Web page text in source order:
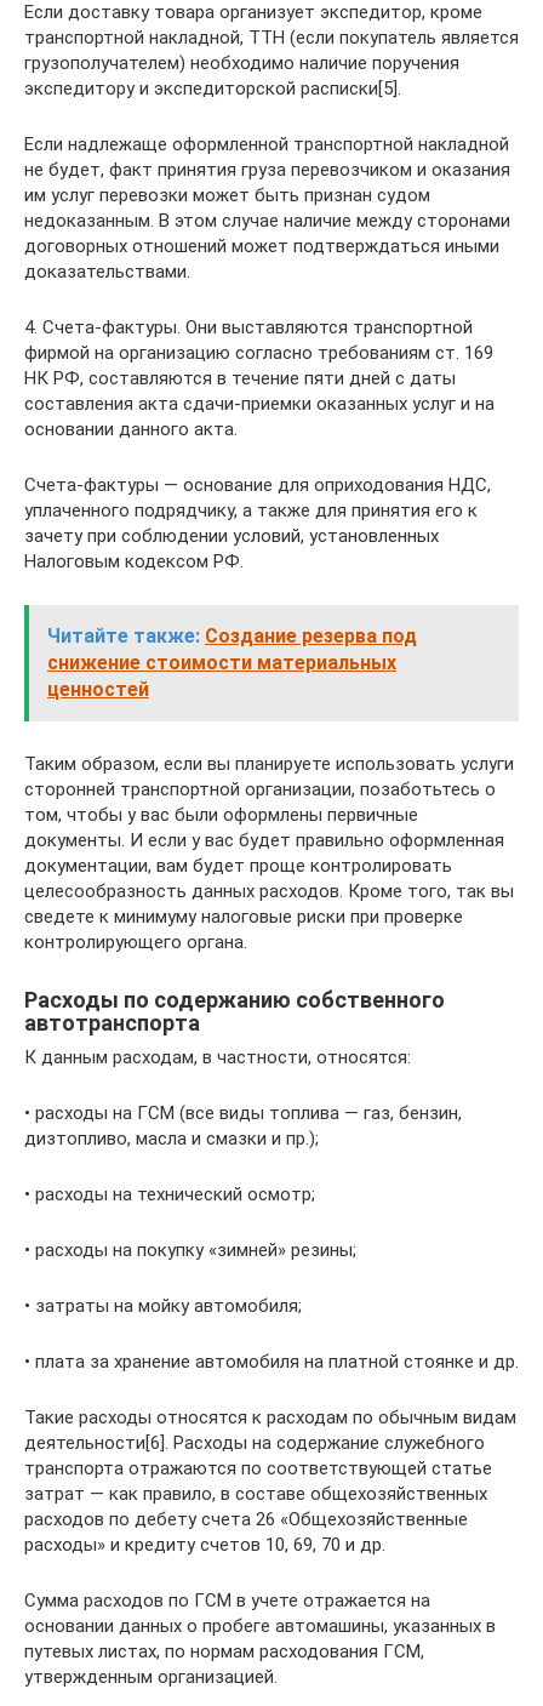
Если доставку товара организует экспедитор, кроме
транспортной накладной, ТТН (если покупатель является
грузополучателем) необходимо наличие поручения
экспедитору и экспедиторской расписки[5].
Если надлежаще оформленной транспортной накладной
не будет, факт принятия груза перевозчиком и оказания
им услуг перевозки может быть признан судом
недоказанным. В этом случае наличие между сторонами
договорных отношений может подтверждаться иными
доказательствами.
4. Счета-фактуры. Они выставляются транспортной
фирмой на организацию согласно требованиям ст. 169
НК РФ, составляются в течение пяти дней с даты
составления акта сдачи-приемки оказанных услуг и на
основании данного акта.
Счета-фактуры — основание для оприходования НДС,
уплаченного подрядчику, а также для принятия его к
зачету при соблюдении условий, установленных
Налоговым кодексом РФ.
Читайте также: Создание резерва под
снижение стоимости материальных
ценностей
Таким образом, если вы планируете использовать услуги
сторонней транспортной организации, позаботьтесь о
том, чтобы у вас были оформлены первичные
документы. И если у вас будет правильно оформленная
документации, вам будет проще контролировать
целесообразность данных расходов. Кроме того, так вы
сведете к минимуму налоговые риски при проверке
контролирующего органа.
Расходы по содержанию собственного
автотранспорта
К данным расходам, в частности, относятся:
• расходы на ГСМ (все виды топлива — газ, бензин,
дизтопливо, масла и смазки и пр.);
• расходы на технический осмотр;
• расходы на покупку «зимней» резины;
• затраты на мойку автомобиля;
• плата за хранение автомобиля на платной стоянке и др.
Такие расходы относятся к расходам по обычным видам
деятельности[6]. Расходы на содержание служебного
транспорта отражаются по соответствующей статье
затрат — как правило, в составе общехозяйственных
расходов по дебету счета 26 «Общехозяйственные
расходы» и кредиту счетов 10, 69, 70 и др.
Сумма расходов по ГСМ в учете отражается на
основании данных о пробеге автомашины, указанных в
путевых листах, по нормам расходования ГСМ,
утвержденным организацией.